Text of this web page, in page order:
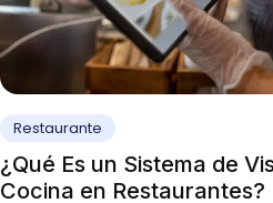
Restaurante
¿Qué Es un Sistema de
Cocina en Restaurantes?